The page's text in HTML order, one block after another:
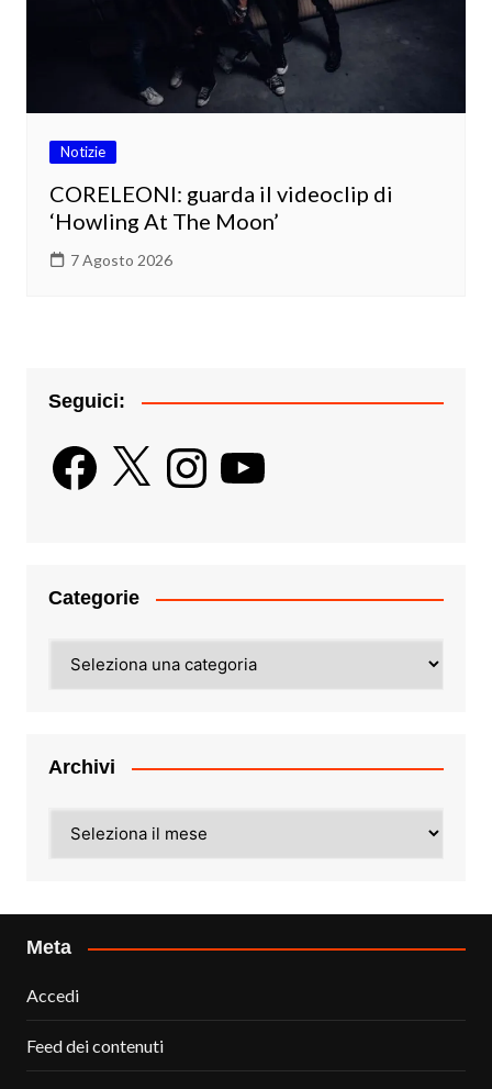
Notizie
CORELEONI: guarda il videoclip di
‘Howling At The Moon’
7 Agosto 2026
Seguici:
Facebook
X InstagramYouTube
Categorie
Archivi
Meta
Accedi
Feed dei contenuti